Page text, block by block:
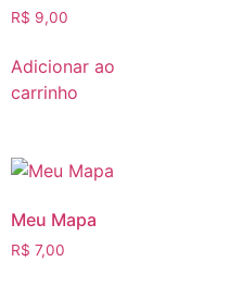
R$ 9,00
Adicionar ao
carrinho
Meu Mapa
R$ 7,00